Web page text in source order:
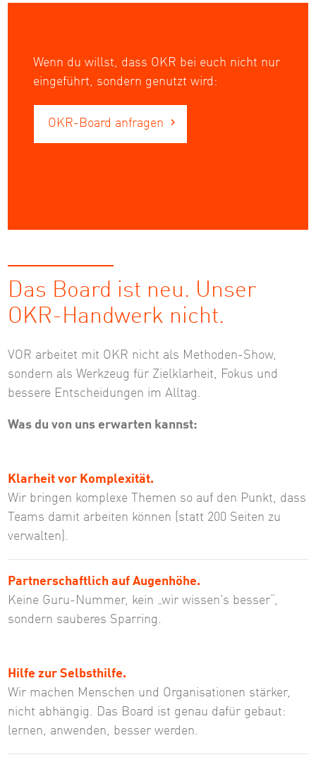
Wenn du willst, dass OKR bei euch nicht nur
eingeführt, sondern genutzt wird:
OKR-Board anfragen
Das Board ist neu. Unser
OKR-Handwerk nicht.
VOR arbeitet mit OKR nicht als Methoden-Show,
sondern als Werkzeug für Zielklarheit, Fokus und
bessere Entscheidungen im Alltag.
Was du von uns erwarten kannst:
Klarheit vor Komplexität.
Wir bringen komplexe Themen so auf den Punkt, dass
Teams damit arbeiten können (statt 200 Seiten zu
verwalten).
Partnerschaftlich auf Augenhöhe.
Keine Guru-Nummer, kein „wir wissen’s besser“,
sondern sauberes Sparring.
Hilfe zur Selbsthilfe.
Wir machen Menschen und Organisationen stärker,
nicht abhängig. Das Board ist genau dafür gebaut:
lernen, anwenden, besser werden.